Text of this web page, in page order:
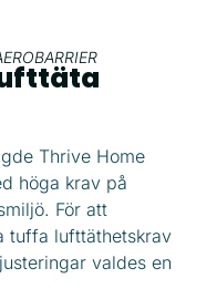
Thrive Home
höga krav på
För att
tuffa lufttäthetskrav
valdes en